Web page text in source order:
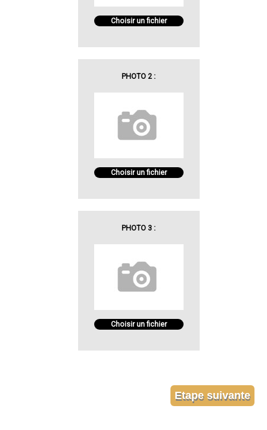
Choisir un fichier
PHOTO 2 :
Choisir un fichier
PHOTO 3 :
Choisir un fichier